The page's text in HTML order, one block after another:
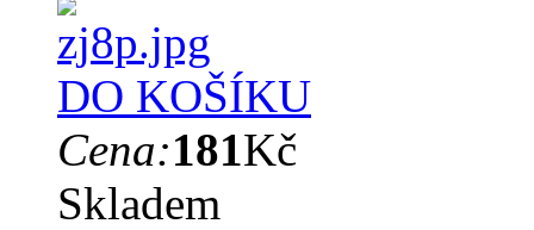
DO KOŠÍKU
Cena:181Kč
Skladem